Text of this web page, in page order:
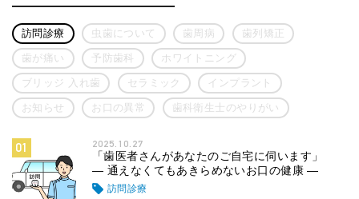
訪問診療 虫歯について 歯周病 歯列矯正
歯が痛い 予防歯科 ホワイトニング
ブリッジ 入れ歯 セラミック インプラント
お知らせ お口の異常 歯科衛生士のやりがい
01 2025.10.27
「歯医者さんがあなたのご自宅に伺います」
― 通えなくてもあきらめないお口の健康 ―
訪問診療